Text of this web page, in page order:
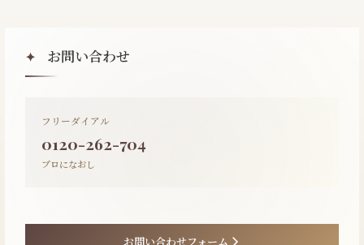
✦ お問い合わせ
フリーダイアル
0120-262-704
プロになおし
お問い合わせフォーム